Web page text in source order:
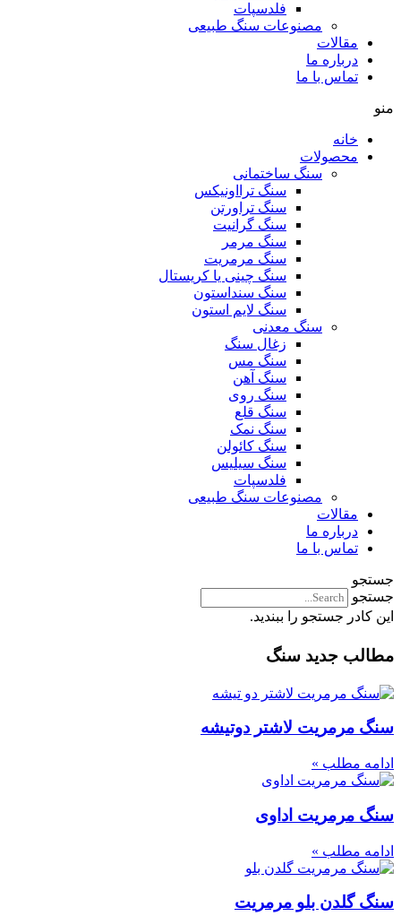
فلدسپات
مصنوعات سنگ طبیعی
مقالات
درباره ما
تماس با ما
منو
خانه
محصولات
سنگ ساختمانی
سنگ ترااونیکس
سنگ تراورتن
سنگ گرانیت
سنگ مرمر
سنگ مرمریت
سنگ چینی یا کریستال
سنگ سنداستون
سنگ لایم استون
سنگ معدنی
زغال سنگ
سنگ مس
سنگ آهن
سنگ روی
سنگ قلع
سنگ نمک
سنگ کائولن
سنگ سیلیس
فلدسپات
مصنوعات سنگ طبیعی
مقالات
درباره ما
تماس با ما
جستجو
جستجو
این کادر جستجو را ببندید.
مطالب جدید سنگ
سنگ مرمریت لاشتر دوتیشه
ادامه مطلب »
سنگ مرمریت اداوی
ادامه مطلب »
سنگ گلدن بلو مرمریت